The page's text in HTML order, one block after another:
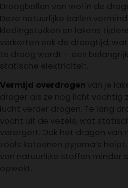
Droogballen van wol in de
Deze natuurlijke ballen
kledingstukken en lakens
verkorten ook de droogtijd,
te droog wordt – een
statische elektriciteit.
Vermijd overdrogen van je
droger als ze nog licht vochtig
lucht verder drogen. Te lang
vocht uit de vezels, wat
verergert. Ook het dragen van
zoals katoenen pyjama’s
van natuurlijke stoffen minder
opwekt.